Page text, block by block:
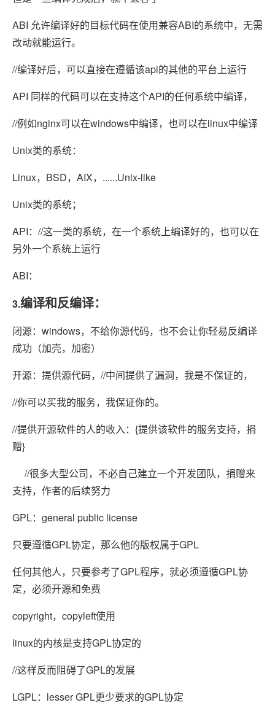
ABI 允许编译好的目标代码在使用兼容ABI的系统中，无需
改动就能运行。
//编译好后，可以直接在遵循该api的其他的平台上运行
API 同样的代码可以在支持这个API的任何系统中编译，
//例如nginx可以在windows中编译，也可以在linux中编译
Unix类的系统：
Linux，BSD，AIX，......Unix-like
Unix类的系统；
API：//这一类的系统，在一个系统上编译好的，也可以在
另外一个系统上运行
ABI：
3.编译和反编译：
闭源：windows，不给你源代码，也不会让你轻易反编译
成功（加壳，加密）
开源：提供源代码，//中间提供了漏洞，我是不保证的，
//你可以买我的服务，我保证你的。
//提供开源软件的人的收入：{提供该软件的服务支持，捐
赠}
//很多大型公司，不必自己建立一个开发团队，捐赠来
支持，作者的后续努力
GPL：general public license
只要遵循GPL协定，那么他的版权属于GPL
任何其他人，只要参考了GPL程序，就必须遵循GPL协
定，必须开源和免费
copyright，copyleft使用
linux的内核是支持GPL协定的
//这样反而阻碍了GPL的发展
LGPL：lesser GPL更少要求的GPL协定